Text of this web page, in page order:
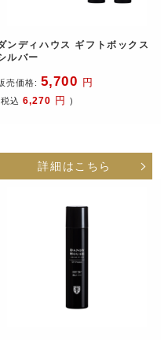
ンディハウス ギフトボックス
ルバー
売価格: 5,700 円
込 6,270 円 )
詳細はこちら